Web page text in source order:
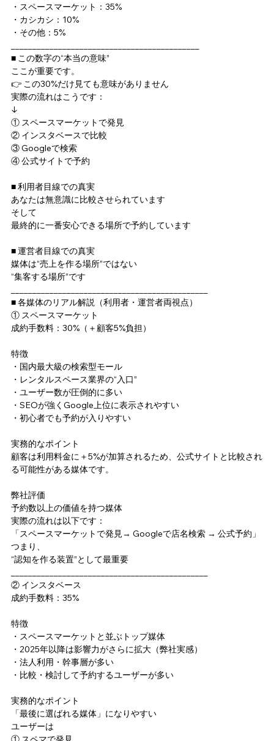
・スペースマーケット：35%
・カシカシ：10%
・その他：5%
■ この数字の“本当の意味”
ここが重要です。
👉 この30%だけ見ても意味がありません
実際の流れはこうです：
↓
① スペースマーケットで発見
② インスタベースで比較
③ Googleで検索
④ 公式サイトで予約
■ 利用者目線での真実
あなたは無意識に比較させられています
そして
最終的に一番安心できる場所で予約しています
■ 運営者目線での真実
媒体は“売上を作る場所”ではない
“集客する場所”です
■ 各媒体のリアル解説（利用者・運営者両視点）
① スペースマーケット
成約手数料：30%（＋顧客5%負担）
特徴
・国内最大級の検索型モール
・レンタルスペース業界の“入口”
・ユーザー数が圧倒的に多い
・SEOが強くGoogle上位に表示されやすい
・初心者でも予約が入りやすい
実務的なポイント
顧客は利用料金に＋5%が加算されるため、公式サイトと比較され
る可能性がある媒体です。
弊社評価
予約数以上の価値を持つ媒体
実際の流れは以下です：
「スペースマーケットで発見→ Googleで店名検索 → 公式予約」
つまり、
“認知を作る装置”として最重要
② インスタベース
成約手数料：35%
特徴
・スペースマーケットと並ぶトップ媒体
・2025年以降は影響力がさらに拡大（弊社実感）
・法人利用・幹事層が多い
・比較・検討して予約するユーザーが多い
実務的なポイント
「最後に選ばれる媒体」になりやすい
ユーザーは